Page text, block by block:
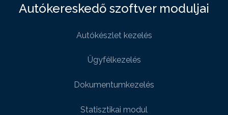
Autókereskedő szoftver moduljai
Autókészlet kezelés
Ügyfélkezelés
Dokumentumkezelés
Statisztikai modul